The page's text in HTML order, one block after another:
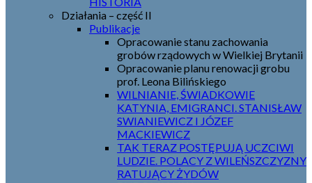
Działania – część II
Publikacje
Opracowanie stanu zachowania
grobów rządowych w Wielkiej Brytanii
Opracowanie planu renowacji grobu
prof. Leona Bilińskiego
WILNIANIE, ŚWIADKOWIE
KATYNIA, EMIGRANCI. STANISŁAW
SWIANIEWICZ I JÓZEF
MACKIEWICZ
TAK TERAZ POSTĘPUJĄ UCZCIWI
LUDZIE. POLACY Z WILEŃSZCZYZNY
RATUJĄCY ŻYDÓW